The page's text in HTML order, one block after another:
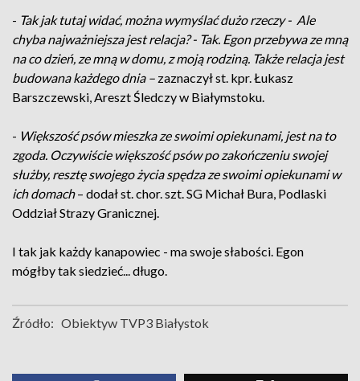
- Tak jak tutaj widać, można wymyślać dużo rzeczy - Ale
chyba najważniejsza jest relacja? - Tak. Egon przebywa ze mną
na co dzień, ze mną w domu, z moją rodziną. Także relacja jest
budowana każdego dnia – zaznaczył st. kpr. Łukasz
Barszczewski, Areszt Śledczy w Białymstoku.
- Większość psów mieszka ze swoimi opiekunami, jest na to
zgoda. Oczywiście większość psów po zakończeniu swojej
służby, resztę swojego życia spędza ze swoimi opiekunami w
ich domach– dodał st. chor. szt. SG Michał Bura, Podlaski
Oddział Strazy Granicznej.
I tak jak każdy kanapowiec - ma swoje słabości. Egon
mógłby tak siedzieć... długo.
Źródło: Obiektyw TVP3 Białystok